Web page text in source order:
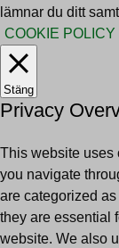
lämnar du ditt
COOKIE POLICY
Stäng
Privacy
This website uses
you navigate
are categorized
they are essential
website. We also